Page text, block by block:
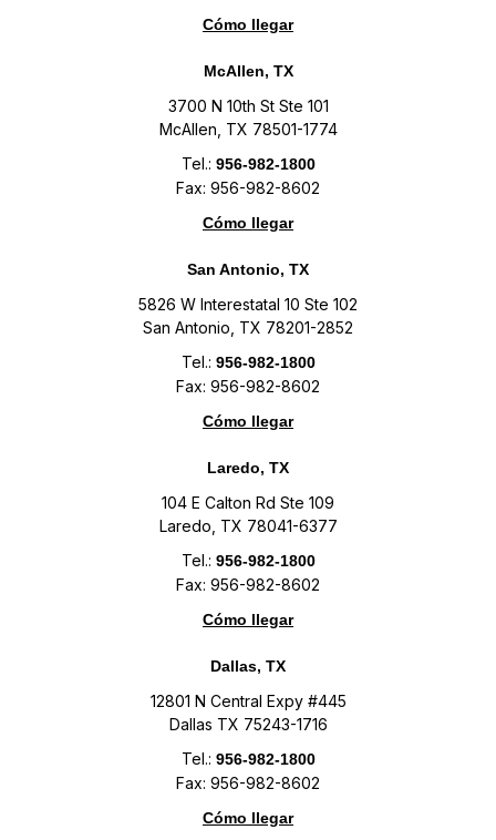
Cómo llegar
McAllen, TX
3700 N 10th St Ste 101
McAllen, TX 78501-1774
Tel.: 956-982-1800
Fax: 956-982-8602
Cómo llegar
San Antonio, TX
5826 W Interestatal 10 Ste 102
San Antonio, TX 78201-2852
Tel.: 956-982-1800
Fax: 956-982-8602
Cómo llegar
Laredo, TX
104 E Calton Rd Ste 109
Laredo, TX 78041-6377
Tel.: 956-982-1800
Fax: 956-982-8602
Cómo llegar
Dallas, TX
12801 N Central Expy #445
Dallas TX 75243-1716
Tel.: 956-982-1800
Fax: 956-982-8602
Cómo llegar